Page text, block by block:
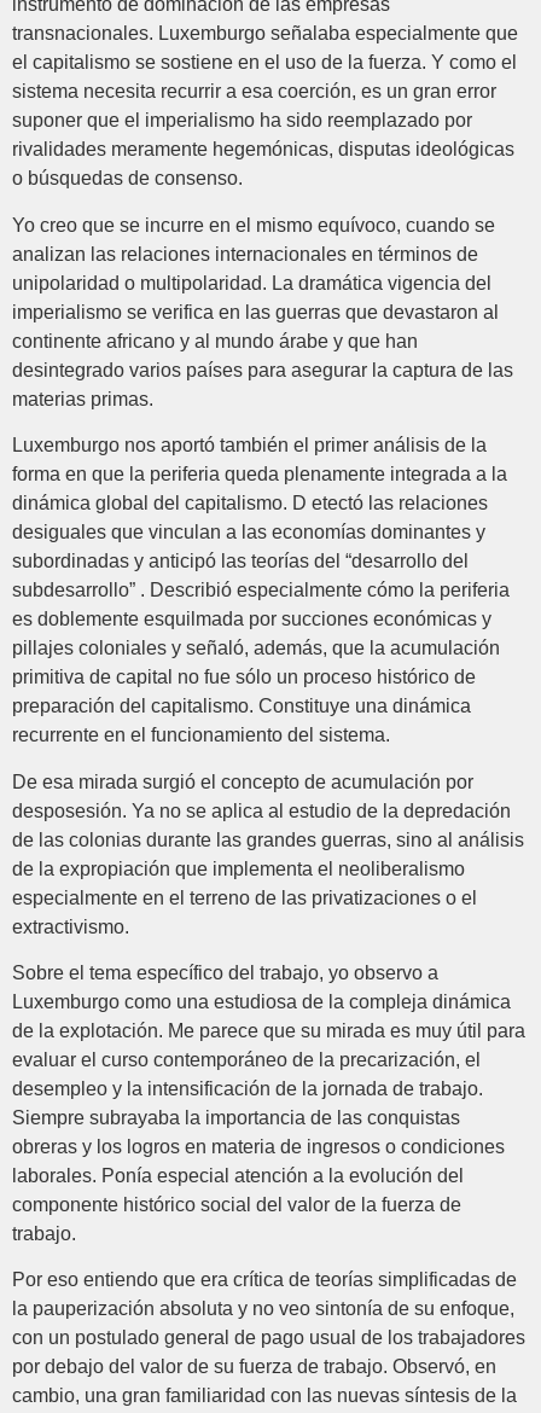
instrumento de dominación de las empresas
transnacionales. Luxemburgo señalaba especialmente que
el capitalismo se sostiene en el uso de la fuerza. Y como el
sistema necesita recurrir a esa coerción, es un gran error
suponer que el imperialismo ha sido reemplazado por
rivalidades meramente hegemónicas, disputas ideológicas
o búsquedas de consenso.
Yo creo que se incurre en el mismo equívoco, cuando se
analizan las relaciones internacionales en términos de
unipolaridad o multipolaridad. La dramática vigencia del
imperialismo se verifica en las guerras que devastaron al
continente africano y al mundo árabe y que han
desintegrado varios países para asegurar la captura de las
materias primas.
Luxemburgo nos aportó también el primer análisis de la
forma en que la periferia queda plenamente integrada a la
dinámica global del capitalismo. D etectó las relaciones
desiguales que vinculan a las economías dominantes y
subordinadas y anticipó las teorías del “desarrollo del
subdesarrollo” . Describió especialmente cómo la periferia
es doblemente esquilmada por succiones económicas y
pillajes coloniales y señaló, además, que la acumulación
primitiva de capital no fue sólo un proceso histórico de
preparación del capitalismo. Constituye una dinámica
recurrente en el funcionamiento del sistema.
De esa mirada surgió el concepto de acumulación por
desposesión. Ya no se aplica al estudio de la depredación
de las colonias durante las grandes guerras, sino al análisis
de la expropiación que implementa el neoliberalismo
especialmente en el terreno de las privatizaciones o el
extractivismo.
Sobre el tema específico del trabajo, yo observo a
Luxemburgo como una estudiosa de la compleja dinámica
de la explotación. Me parece que su mirada es muy útil para
evaluar el curso contemporáneo de la precarización, el
desempleo y la intensificación de la jornada de trabajo.
Siempre subrayaba la importancia de las conquistas
obreras y los logros en materia de ingresos o condiciones
laborales. Ponía especial atención a la evolución del
componente histórico social del valor de la fuerza de
trabajo.
Por eso entiendo que era crítica de teorías simplificadas de
la pauperización absoluta y no veo sintonía de su enfoque,
con un postulado general de pago usual de los trabajadores
por debajo del valor de su fuerza de trabajo. Observó, en
cambio, una gran familiaridad con las nuevas síntesis de la